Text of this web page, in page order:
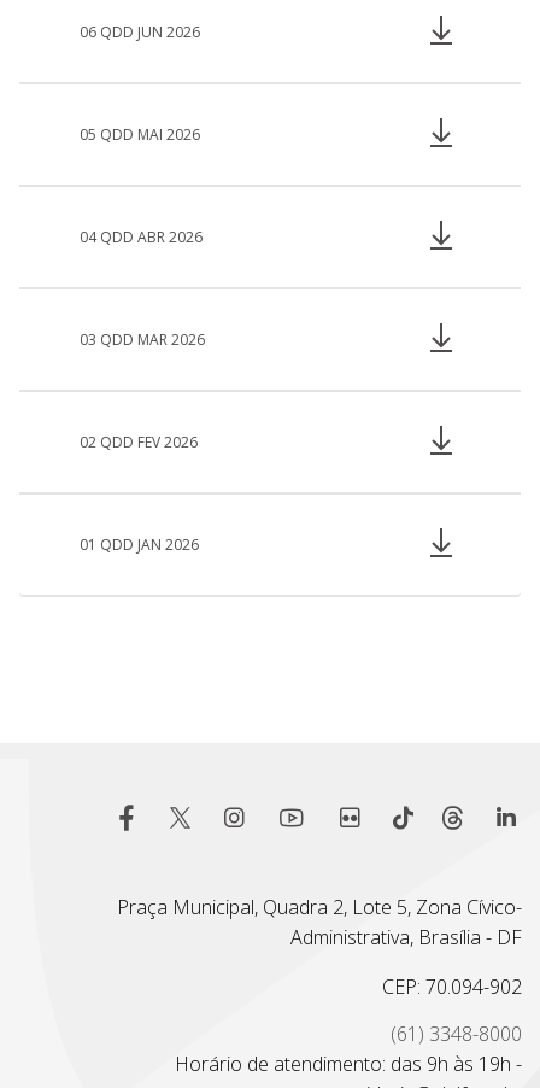
06 QDD JUN 2026
05 QDD MAI 2026
04 QDD ABR 2026
03 QDD MAR 2026
02 QDD FEV 2026
01 QDD JAN 2026
Praça Municipal, Quadra 2, Lote 5, Zona Cívico-
Administrativa, Brasília - DF
CEP: 70.094-902
(61) 3348-8000
Horário de atendimento: das 9h às 19h -